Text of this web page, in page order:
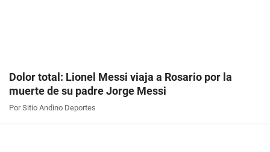
Dolor total: Lionel Messi viaja a Rosario por la
muerte de su padre Jorge Messi
Por Sitio Andino Deportes